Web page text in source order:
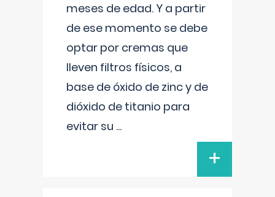
meses de edad. Y a partir
de ese momento se debe
optar por cremas que
lleven filtros físicos, a
base de óxido de zinc y de
dióxido de titanio para
evitar su ...
+